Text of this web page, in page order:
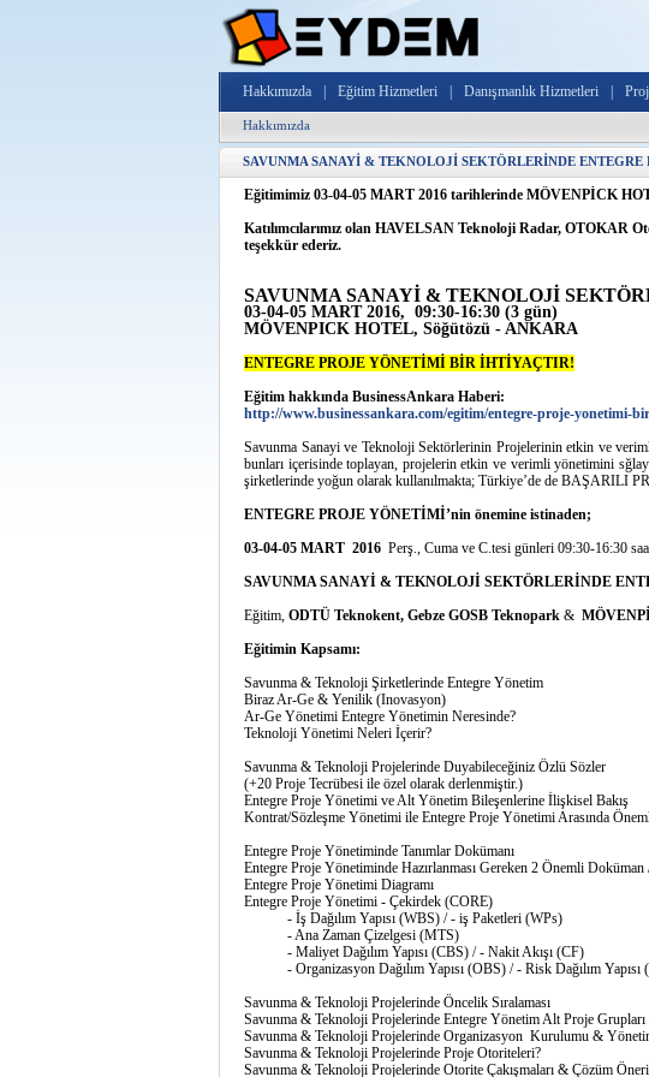
Hakkımızda Eğitim Hizmetleri Danışmanlık Hizmetleri
Hakkımızda
SAVUNMA SANAYİ & TEKNOLOJİ SEKTÖRLERİNDE
Eğitimimiz 03-04-05 MART 2016 tarihlerinde MÖVENPİCK
Katılımcılarımız olan HAVELSAN Teknoloji Radar, OTOKAR
teşekkür ederiz.
SAVUNMA SANAYİ & TEKNOLOJİ
03-04-05 MART 2016, 09:30-16:30 (3 gün)
MÖVENPICK HOTEL, Söğütözü - ANKARA
ENTEGRE PROJE YÖNETİMİ BİR İHTİYAÇTIR!
Eğitim hakkında BusinessAnkara Haberi:
http://www.businessankara.com/egitim/entegre-proje-yonetimi-
Savunma Sanayi ve Teknoloji Sektörlerinin Projelerinin etkin ve
bunları içerisinde toplayan, projelerin etkin ve verimli yönetimini
şirketlerinde yoğun olarak kullanılmakta; Türkiye’de de BAŞARILI
ENTEGRE PROJE YÖNETİMİ’nin önemine istinaden;
03-04-05 MART 2016 Perş., Cuma ve C.tesi günleri 09:30-16:30
SAVUNMA SANAYİ & TEKNOLOJİ SEKTÖRLERİNDE
Eğitim, ODTÜ Teknokent, Gebze GOSB Teknopark &
Eğitimin Kapsamı:
Savunma & Teknoloji Şirketlerinde Entegre Yönetim
Biraz Ar-Ge & Yenilik (Inovasyon)
Ar-Ge Yönetimi Entegre Yönetimin Neresinde?
Teknoloji Yönetimi Neleri İçerir?
Savunma & Teknoloji Projelerinde Duyabileceğiniz Özlü Sözler
(+20 Proje Tecrübesi ile özel olarak derlenmiştir.)
Entegre Proje Yönetimi ve Alt Yönetim Bileşenlerine İlişkisel Bakış
Kontrat/Sözleşme Yönetimi ile Entegre Proje Yönetimi Arasında
Entegre Proje Yönetiminde Tanımlar Dokümanı
Entegre Proje Yönetiminde Hazırlanması Gereken 2 Önemli
Entegre Proje Yönetimi Diagramı
Entegre Proje Yönetimi - Çekirdek (CORE)
- İş Dağılım Yapısı (WBS) / - iş Paketleri (WPs)
- Ana Zaman Çizelgesi (MTS)
- Maliyet Dağılım Yapısı (CBS) / - Nakit Akışı (CF)
- Organizasyon Dağılım Yapısı (OBS) / - Risk Dağılım Yapısı
Savunma & Teknoloji Projelerinde Öncelik Sıralaması
Savunma & Teknoloji Projelerinde Entegre Yönetim Alt Proje
Savunma & Teknoloji Projelerinde Organizasyon Kurulumu &
Savunma & Teknoloji Projelerinde Proje Otoriteleri?
Savunma & Teknoloji Projelerinde Otorite Çakışmaları & Çözüm